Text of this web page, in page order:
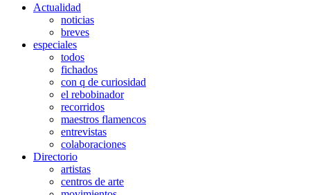
Actualidad
noticias
breves
especiales
todos
fichados
con q de curiosidad
el rebobinador
recorridos
maestros flamencos
entrevistas
colaboraciones
Directorio
artistas
centros de arte